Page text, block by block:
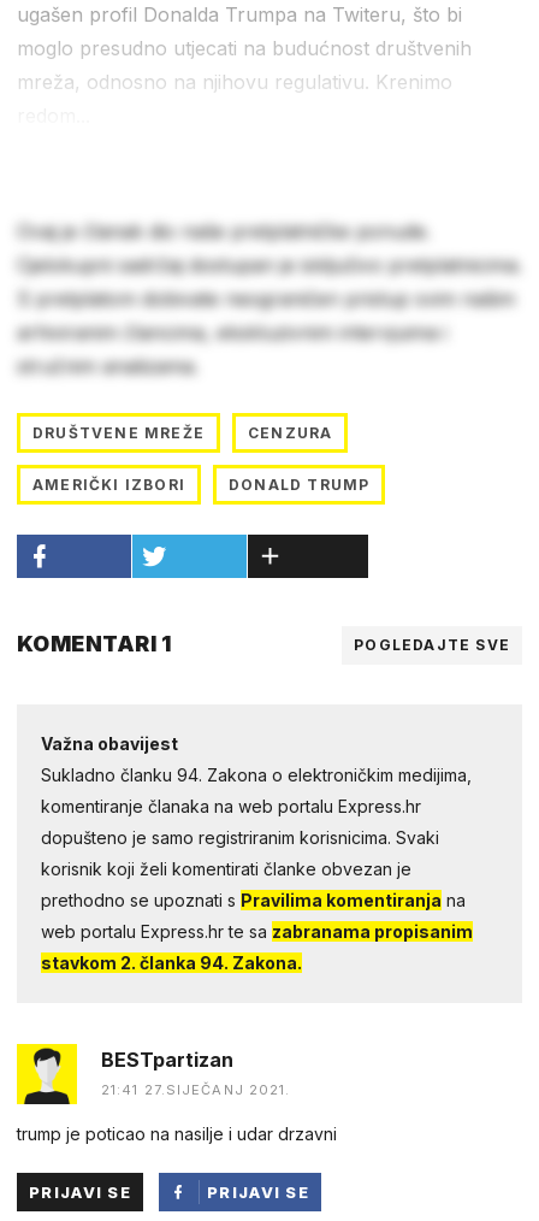
ugašen profil Donalda Trumpa na Twiteru, što bi
moglo presudno utjecati na budućnost društvenih
mreža, odnosno na njihovu regulativu. Krenimo
Ovaj je članak dio naše pretplatničke ponude.
Cjelokupni sadržaj dostupan je isključivo pretplatnicima.
S pretplatom dobivate neograničen pristup svim našim
arhiviranim člancima, ekskluzivnim intervjuima i
stručnim analizama.
DRUŠTVENE MREŽE CENZURA
AMERIČKI IZBORI DONALD TRUMP
KOMENTARI 1 POGLEDAJTE SVE
Važna obavijest
Sukladno članku 94. Zakona o elektroničkim medijima,
komentiranje članaka na web portalu Express.hr
dopušteno je samo registriranim korisnicima. Svaki
korisnik koji želi komentirati članke obvezan je
prethodno se upoznati s Pravilima komentiranja na
web portalu Express.hr te sa zabranama propisanim
stavkom 2. članka 94. Zakona.
BESTpartizan
21:41 27.SIJEČANJ 2021.
trump je poticao na nasilje i udar drzavni
PRIJAVI SE
PRIJAVI SE